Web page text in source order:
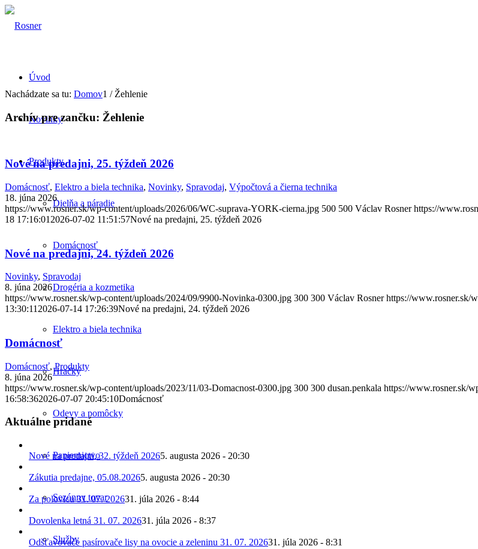
Úvod
Novinky
Produkty
Dielňa a náradie
Domácnosť
Drogéria a kozmetika
Elektro a biela technika
Hračky
Odevy a pomôcky
Papiernictvo
Sezónny tovar
Služby
Nachádzate sa tu: Domov1 / Žehlenie
Archív pre zančku: Žehlenie
Nové na predajni, 25. týždeň 2026
Domácnosť, Elektro a biela technika, Novinky, Spravodaj, Výpočtová a čierna technika
18. júna 2026
https://www.rosner.sk/wp-content/uploads/2026/06/WC-suprava-YORK-cierna.jpg 500 500 Václav Rosner https://
18 17:16:01 2026-07-02 11:51:57Nové na predajni, 25. týždeň 2026
Nové na predajni, 24. týždeň 2026
Novinky, Spravodaj
8. júna 2026
https://www.rosner.sk/wp-content/uploads/2024/09/9900-Novinka-0300.jpg 300 300 Václav Rosner https://www.rosner.sk/
13:30:11 2026-07-14 17:26:39Nové na predajni, 24. týždeň 2026
Domácnosť
Domácnosť,Produkty
8. júna 2026
https://www.rosner.sk/wp-content/uploads/2023/11/03-Domacnost-0300.jpg 300 300 dusan.penkala https://www.rosner.sk/
16:58:362026-07-07 20:45:10Domácnosť
Aktuálne pridané
Nové na predajni, 32. týždeň 20265. augusta 2026 - 20:30
Zákutia predajne, 05.08.20265. augusta 2026 - 20:30
Za polovicu 31. 07. 202631. júla 2026 - 8:44
Dovolenka letná 31. 07. 202631. júla 2026 - 8:37
Odšťavovače pasírovače lisy na ovocie a zeleninu 31. 07. 202631. júla 2026 - 8:31